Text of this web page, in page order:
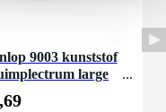
9003 kunststof
large